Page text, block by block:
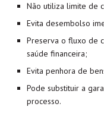
Não utiliza limite de
Evita desembolso
Preserva o fluxo de
saúde financeira;
Evita penhora de
Pode substituir a
processo.